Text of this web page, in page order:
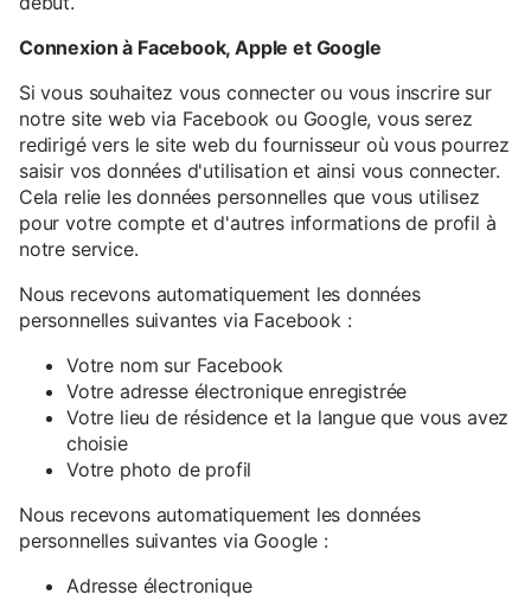
Connexion à Facebook, Apple et Google
Si vous souhaitez vous connecter ou vous inscrire sur
notre site web via Facebook ou Google, vous serez
redirigé vers le site web du fournisseur où vous pourrez
saisir vos données d'utilisation et ainsi vous connecter.
Cela relie les données personnelles que vous utilisez
pour votre compte et d'autres informations de profil à
notre service.
Nous recevons automatiquement les données
personnelles suivantes via Facebook :
Votre nom sur Facebook
Votre adresse électronique enregistrée
Votre lieu de résidence et la langue que vous avez
choisie
Votre photo de profil
Nous recevons automatiquement les données
personnelles suivantes via Google :
Adresse électronique